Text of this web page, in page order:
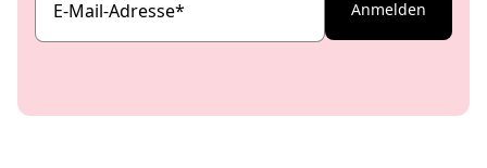
E-Mail-Adresse* Anmelden